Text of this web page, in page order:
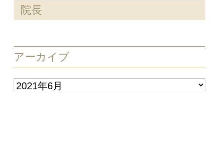
院長
アーカイブ